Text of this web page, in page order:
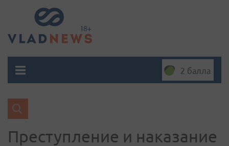
2 балла
Преступление и наказание